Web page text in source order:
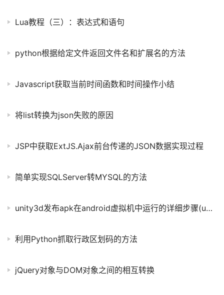
Lua教程（三）：表达式和语句
python根据给定文件返回文件名和扩展名的方法
Javascript获取当前时间函数和时间操作小结
将list转换为json失败的原因
JSP中获取ExtJS.Ajax前台传递的JSON数据实现过程
简单实现SQLServer转MYSQL的方法
unity3d发布apk在android虚拟机中运行的详细步骤(unity3d导出android apk)
利用Python抓取行政区划码的方法
jQuery对象与DOM对象之间的相互转换